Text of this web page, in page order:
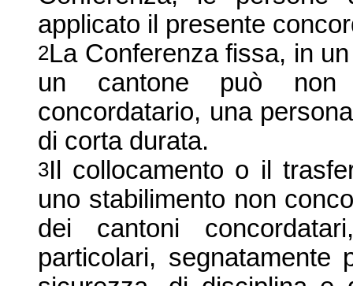
applicato il presente
2La Conferenzafissa, in un
un cantone può non
concordatario, una
di corta durata.
3Il collocamento o il
uno stabilimento non
dei cantoni
particolari,